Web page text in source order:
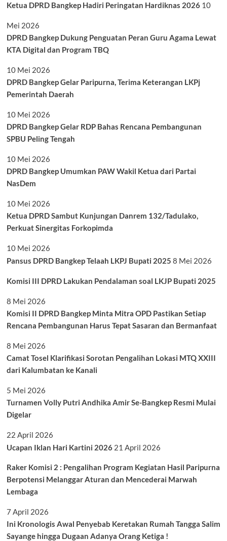
Ketua DPRD Bangkep Hadiri Peringatan Hardiknas 2026 10
Mei 2026
DPRD Bangkep Dukung Penguatan Peran Guru Agama Lewat
KTA Digital dan Program TBQ
10 Mei 2026
DPRD Bangkep Gelar Paripurna, Terima Keterangan LKPj
Pemerintah Daerah
10 Mei 2026
DPRD Bangkep Gelar RDP Bahas Rencana Pembangunan
SPBU Peling Tengah
10 Mei 2026
DPRD Bangkep Umumkan PAW Wakil Ketua dari Partai
NasDem
10 Mei 2026
Ketua DPRD Sambut Kunjungan Danrem 132/Tadulako,
Perkuat Sinergitas Forkopimda
10 Mei 2026
Pansus DPRD Bangkep Telaah LKPJ Bupati 2025 8 Mei 2026
Komisi III DPRD Lakukan Pendalaman soal LKJP Bupati 2025
8 Mei 2026
Komisi II DPRD Bangkep Minta Mitra OPD Pastikan Setiap
Rencana Pembangunan Harus Tepat Sasaran dan Bermanfaat
8 Mei 2026
Camat Tosel Klarifikasi Sorotan Pengalihan Lokasi MTQ XXIII
dari Kalumbatan ke Kanali
5 Mei 2026
Turnamen Volly Putri Andhika Amir Se-Bangkep Resmi Mulai
Digelar
22 April 2026
Ucapan Iklan Hari Kartini 2026 21 April 2026
Raker Komisi 2 : Pengalihan Program Kegiatan Hasil Paripurna
Berpotensi Melanggar Aturan dan Mencederai Marwah
Lembaga
7 April 2026
Ini Kronologis Awal Penyebab Keretakan Rumah Tangga Salim
Sayange hingga Dugaan Adanya Orang Ketiga !